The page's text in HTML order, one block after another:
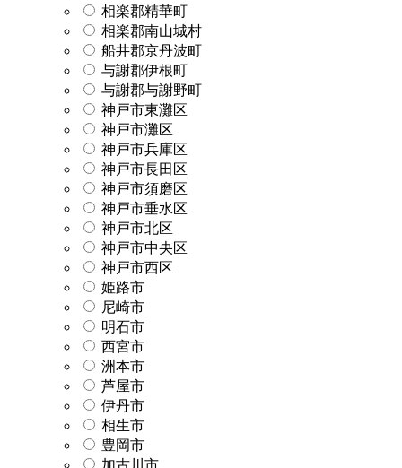
相楽郡精華町
相楽郡南山城村
船井郡京丹波町
与謝郡伊根町
与謝郡与謝野町
神戸市東灘区
神戸市灘区
神戸市兵庫区
神戸市長田区
神戸市須磨区
神戸市垂水区
神戸市北区
神戸市中央区
神戸市西区
姫路市
尼崎市
明石市
西宮市
洲本市
芦屋市
伊丹市
相生市
豊岡市
加古川市